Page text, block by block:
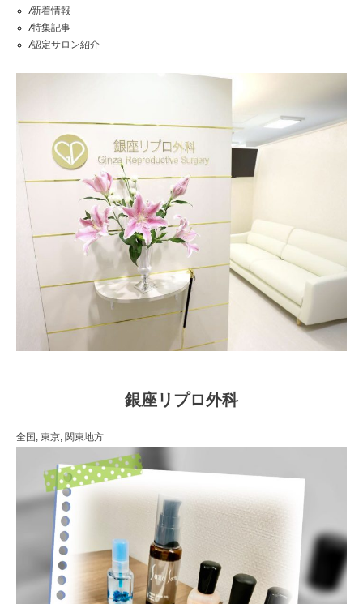
/新着情報
/特集記事
/認定サロン紹介
銀座リプロ外科
全国, 東京, 関東地方